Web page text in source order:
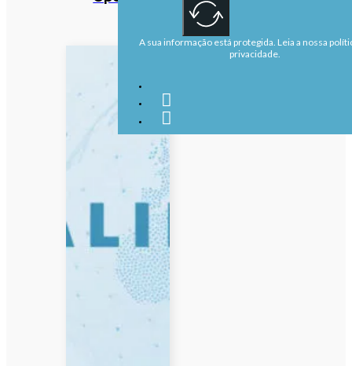
A sua informação está protegida. Leia a nossa
privacidade.